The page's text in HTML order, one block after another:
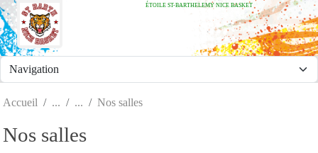
ÉTOILE ST-BARTHELEMY NICE BASKET
Accueil Nos salles
Nos salles
Panneau de gestion des cookies